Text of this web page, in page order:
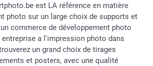
cadeau
est LA référence en matière
photo sur un large choix de supports et
commerce de développement photo
a l'impression photo dans
un grand choix de tirages
et posters, avec une qualité